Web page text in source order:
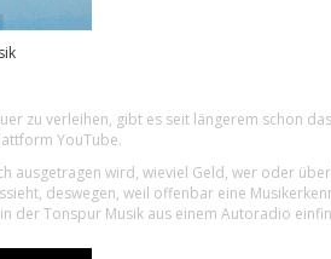
zu verleihen, gibt es seit längerem schon
YouTube.
ausgetragen wird, wieviel Geld, wer oder
deswegen, weil offenbar eine
der Tonspur Musik aus einem Autoradio